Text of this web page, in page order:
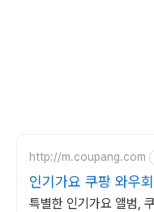
http://m.coupang.com
인기가요 쿠팡 와우
특별한 인기가요 앨범,